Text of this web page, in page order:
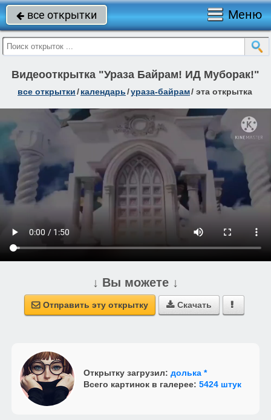
 все открытки Меню
Видеооткрытка "Ураза Байрам! ИД Муборак!"
все открытки/календарь/ураза-байрам/ эта открытка
↓ Вы можете ↓
 Отправить эту открытку  Скачать 
Открытку загрузил: долька *
Всего картинок в галерее: 5424 штук